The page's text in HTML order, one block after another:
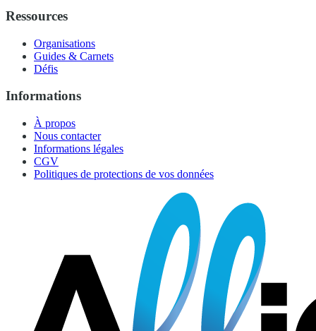
Ressources
Organisations
Guides & Carnets
Défis
Informations
À propos
Nous contacter
Informations légales
CGV
Politiques de protections de vos données